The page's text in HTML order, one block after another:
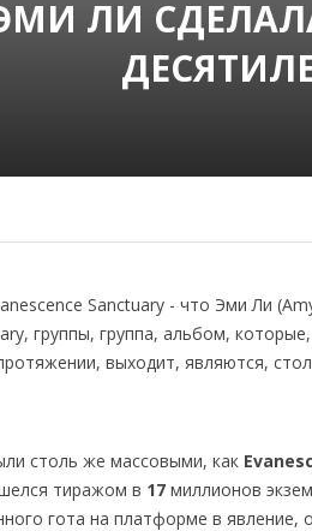
ЛИ
столь же массовыми, как
тиражом в 17 миллионов
гота на платформе в